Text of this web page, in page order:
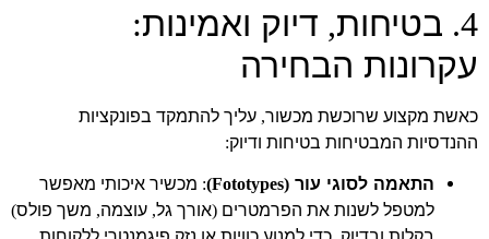
4. בטיחות, דיוק ואמינות:
עקרונות הבחירה
כאשת מקצוע שרוכשת מכשור, עליך להתמקד בפונקציות
ההנדסיות המבטיחות בטיחות ודיוק:
התאמה לסוגי עור (Fototypes)
: מכשיר איכותי מאפשר
למטפל לשנות את הפרמטרים (אורך גל, עוצמה, משך פולס)